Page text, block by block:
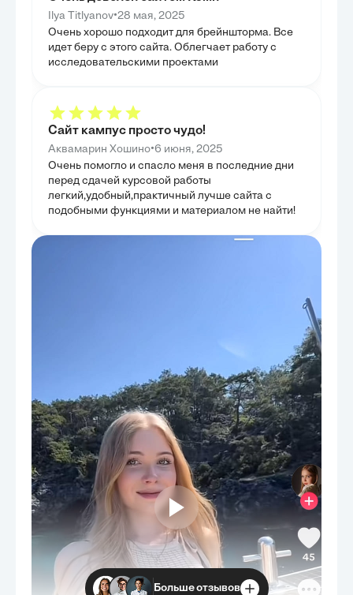
достижения, так и существующие вызовы. Были
предложены критерии оценки эффективности
социального государства, что является важным
шагом для формирования обоснованных
рекомендаций. Целью главы было не только
направления для совершенствования социальной
АС, такими как
транспорта и
спектра
Это
значимость и
реальной
Ilya Titlyanov•28 мая, 2025
Очень хорошо подходит для брейншторма. Все
идет беру с этого сайта. Облегчает работу с
исследовательскими проектами
Сайт кампус просто чудо!
Аквамарин Хошино•6 июня, 2025
Очень помогло и спасло меня в последние дни
перед сдачей курсовой работы
легкий,удобный,практичный лучше сайта с
подобными функциями и материалом не найти!
Больше отзывов